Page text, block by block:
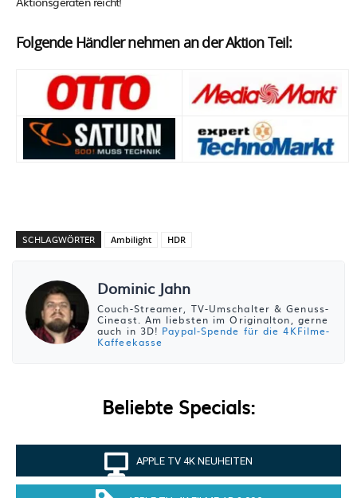
Folgende Händler nehmen an der Aktion Teil:
SCHLAGWÖRTER Ambilight HDR
Dominic Jahn
Couch-Streamer, TV-Umschalter & Genuss-
Cineast. Am liebsten im Originalton, gerne
auch in 3D! Paypal-Spende für die 4KFilme-
Kaffeekasse
Beliebte Specials:
APPLE TV 4K NEUHEITEN